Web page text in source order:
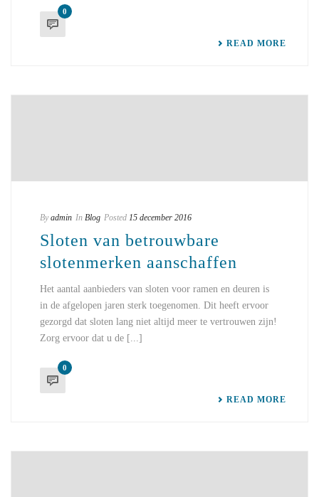
0
READ MORE
By admin In Blog Posted 15 december 2016
Sloten van betrouwbare
slotenmerken aanschaffen
Het aantal aanbieders van sloten voor ramen en deuren is
in de afgelopen jaren sterk toegenomen. Dit heeft ervoor
gezorgd dat sloten lang niet altijd meer te vertrouwen zijn!
Zorg ervoor dat u de [...]
0
READ MORE